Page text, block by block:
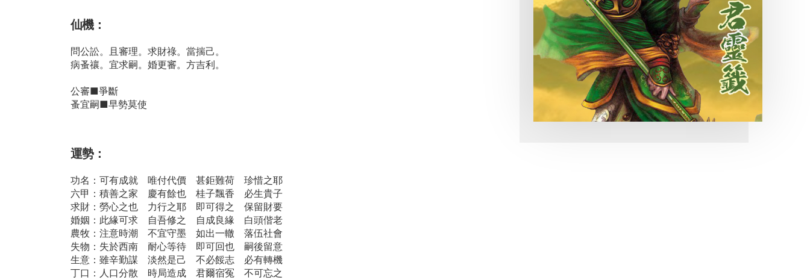
仙機：
問公訟。且審理。求財祿。當揣己。
病蚤禳。宜求嗣。婚更審。方吉利。
公審■爭斷
蚤宜嗣■早勢莫使
運勢：
功名：可有成就 唯付代價 甚鉅難荷 珍惜之耶
六甲：積善之家 慶有餘也 桂子飄香 必生貴子
求財：勞心之也 力行之耶 即可得之 保留財要
婚姻：此緣可求 自吾修之 自成良緣 白頭偕老
農牧：注意時潮 不宜守墨 如出一轍 落伍社會
失物：失於西南 耐心等待 即可回也 嗣後留意
生意：雖辛勤謀 淡然是己 不必餒志 必有轉機
丁口：人口分散 時局造成 君爾宿冤 不可忘之